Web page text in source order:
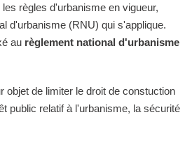
règles d'urbanisme en vigueur,
d'urbanisme (RNU) qui s'applique.
au règlement national d'urbanisme
objet de limiter le droit de constuction
public relatif à l'urbanisme, la sécurité